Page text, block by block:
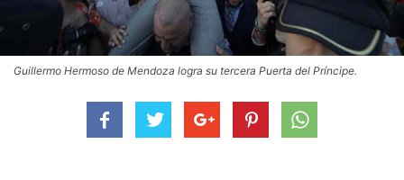
Guillermo Hermoso de Mendoza logra su tercera Puerta del Príncipe.